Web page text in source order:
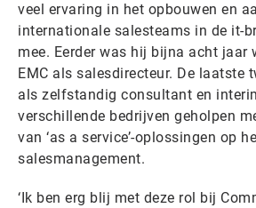
veel ervaring in het opbouwen en
internationale salesteams in de it-
mee. Eerder was hij bijna acht jaar
EMC als salesdirecteur. De laatste
als zelfstandig consultant en
verschillende bedrijven geholpen
van ‘as a service’-oplossingen op
salesmanagement.
‘Ik ben erg blij met deze rol bij